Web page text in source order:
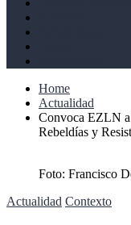
Home
Actualidad
Convoca EZLN a
Rebeldías y
Foto: Francisco
Actualidad Contexto